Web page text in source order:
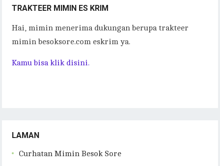
TRAKTEER MIMIN ES KRIM
Hai, mimin menerima dukungan berupa trakteer
mimin besoksore.com eskrim ya.
Kamu bisa klik disini.
LAMAN
Curhatan Mimin Besok Sore